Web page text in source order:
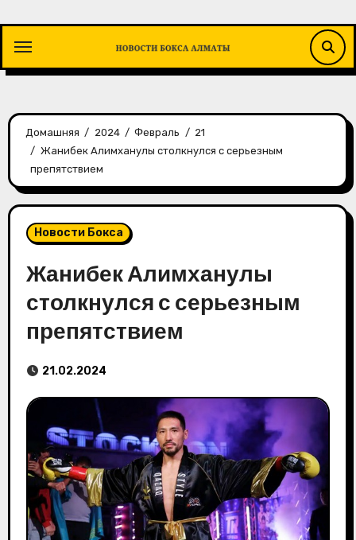
содержимому
Домашняя 2024 Февраль
21
Жанибек Алимханулы столкнулся с серьезным
препятствием
Новости Бокса
Жанибек Алимханулы
столкнулся с серьезным
препятствием
21.02.2024